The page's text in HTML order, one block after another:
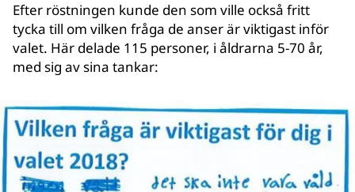
Efter röstningen kunde den som ville också fritt
tycka till om vilken fråga de anser är viktigast inför
valet. Här delade 115 personer, i åldrarna 5-70 år,
med sig av sina tankar: